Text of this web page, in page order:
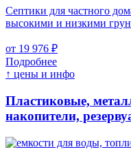
Септики для частного
высокими и низкими
от 19 976 ₽
Подробнее
↑ цены и инфо
Пластиковые,
накопители,